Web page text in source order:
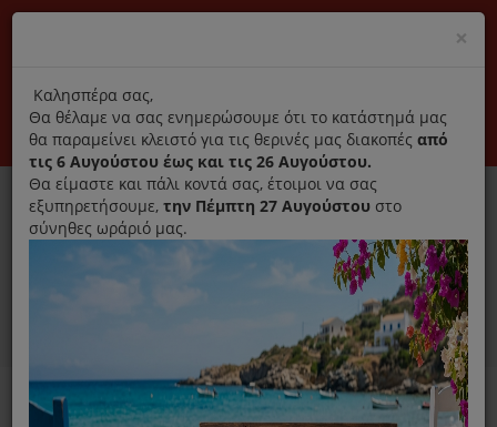
Αποκλειστικά γνήσια ανταλλακτικά
Σύνδεση Εγγραφή Εταιρεία Επικοινωνία
0
Ανταλλακτικά ηλεκτρικών συσκευών MENU
×
title
Καλησπέρα σας,
Θα θέλαμε να σας ενημερώσουμε ότι το κατάστημά μας
θα παραμείνει κλειστό για τις θερινές μας διακοπές από
τις 6 Αυγούστου έως και τις 26 Αυγούστου.
Θα είμαστε και πάλι κοντά σας, έτοιμοι να σας
εξυπηρετήσουμε, την Πέμπτη 27 Αυγούστου στο
σύνηθες ωράριό μας.